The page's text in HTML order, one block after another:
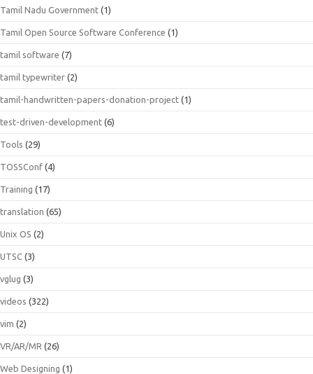
Tamil Nadu Government (1)
Tamil Open Source Software Conference (1)
tamil software (7)
tamil typewriter (2)
tamil-handwritten-papers-donation-project (1)
test-driven-development (6)
Tools (29)
TOSSConf (4)
Training (17)
translation (65)
Unix OS (2)
UTSC (3)
vglug (3)
videos (322)
vim (2)
VR/AR/MR (26)
Web Designing (1)